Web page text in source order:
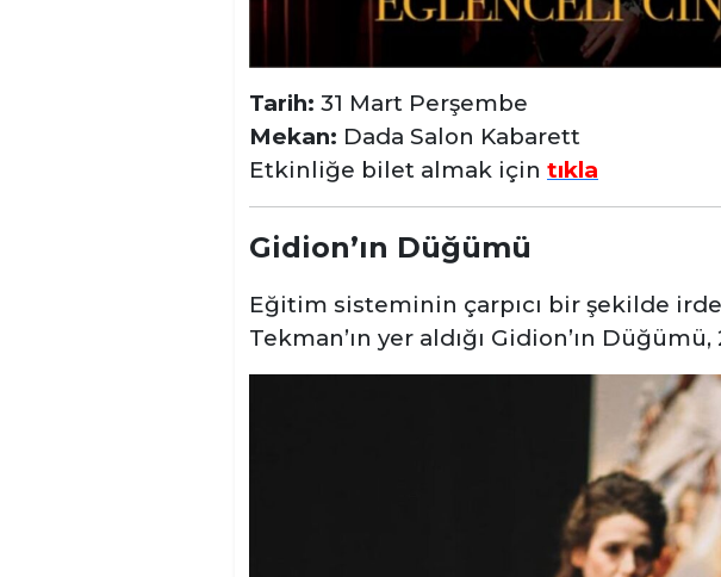
Tarih: 31 Mart Perşembe
Mekan: Dada Salon Kabarett
Etkinliğe bilet almak için tıkla
Gidion’ın Düğümü
Eğitim sisteminin çarpıcı bir şekilde
Tekman’ın yer aldığı Gidion’ın